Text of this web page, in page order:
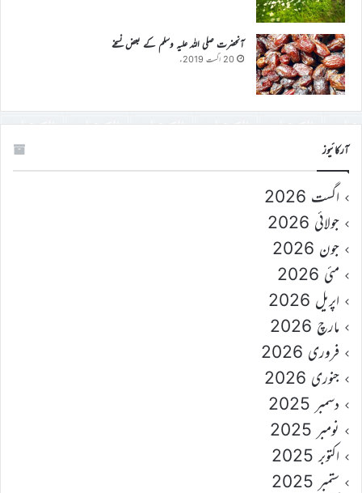
آنحضرت صلی اللہ علیہ وسلم کے بعض نسخے
20 اگست 2019ء
آرکائیوز
اگست 2026
جولائی 2026
جون 2026
مئی 2026
اپریل 2026
مارچ 2026
فروری 2026
جنوری 2026
دسمبر 2025
نومبر 2025
اکتوبر 2025
ستمبر 2025